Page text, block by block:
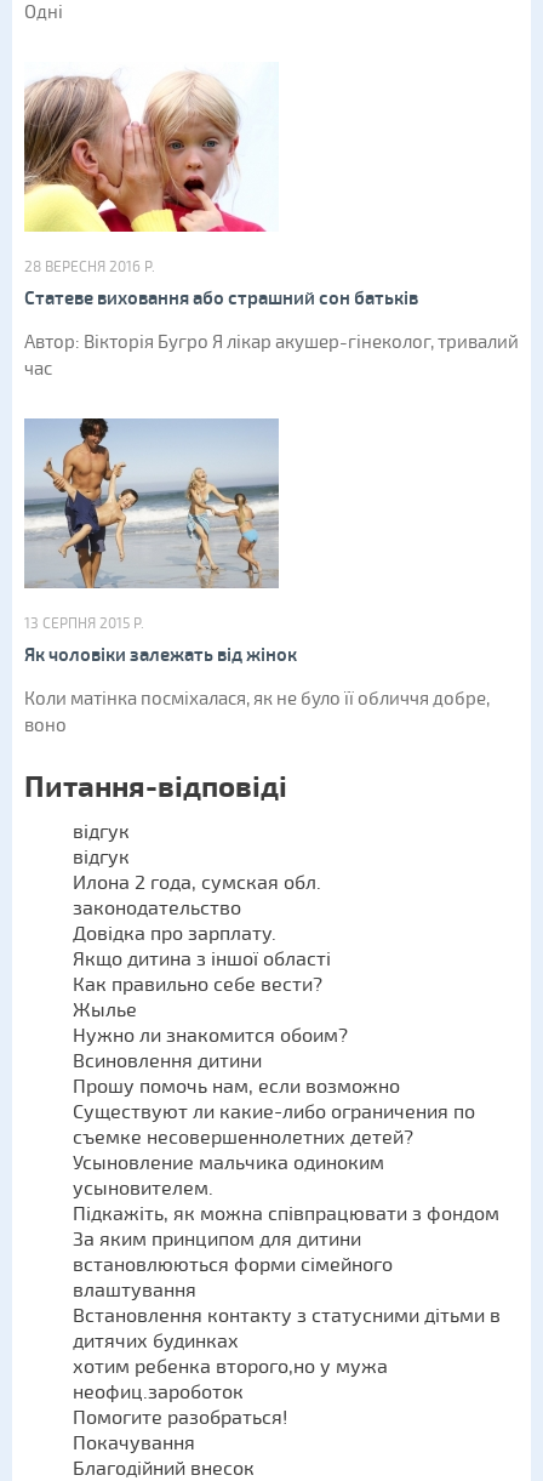
Одні
28 ВЕРЕСНЯ 2016 Р.
Статеве виховання або страшний сон батьків
Автор: Вікторія Бугро Я лікар акушер-гінеколог, тривалий
час
13 СЕРПНЯ 2015 Р.
Як чоловіки залежать від жінок
Коли матінка посміхалася, як не було її обличчя добре,
воно
Питання-відповіді
відгук
відгук
Илона 2 года, сумская обл.
законодательство
Довідка про зарплату.
Якщо дитина з іншої області
Как правильно себе вести?
Жылье
Нужно ли знакомится обоим?
Всиновлення дитини
Прошу помочь нам, если возможно
Существуют ли какие-либо ограничения по
съемке несовершеннолетних детей?
Усыновление мальчика одиноким
усыновителем.
Підкажіть, як можна співпрацювати з фондом
За яким принципом для дитини
встановлюються форми сімейного
влаштування
Встановлення контакту з статусними дітьми в
дитячих будинках
хотим ребенка второго,но у мужа
неофиц.зароботок
Помогите разобраться!
Покачування
Благодійний внесок